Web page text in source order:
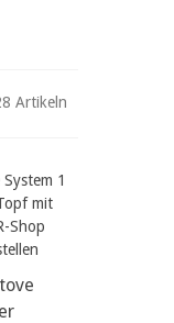
Artikeln